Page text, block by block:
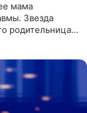
мама
Звезда
родительница